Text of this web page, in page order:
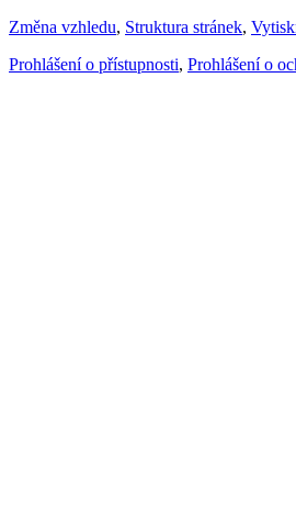
Změna vzhledu, Struktura stránek,
Prohlášení o přístupnosti, Prohlášení o